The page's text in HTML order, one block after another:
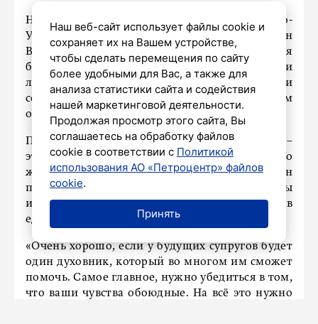
Наместник Свято-Троицкого Макариево-
Унженского мужского монастыря, игумен
Варфоломей (Коломацкий) рассказал, что для
большинства христиан путь к спасению души
лежит через создание семьи как малой церкви и
совместную жизнь в христианском браке. Этим
он поделился с
По его словам, главное для будущих супругов –
это единомыслие, чтобы они могли не только
жить вместе, но и молиться. Игумен
подчеркнул, что важно узнать жизнь, интересы
и родителей избранника, а также убедиться в
единомыслии в вере.
«Очень хорошо, если у будущих супругов будет
один духовник, который во многом им сможет
помочь. Самое главное, нужно убедиться в том,
что ваши чувства обоюдные. На всё это нужно
Наш веб-сайт использует файлы cookie и
сохраняет их на Вашем устройстве,
чтобы сделать перемещения по сайту
более удобными для Вас, а также для
анализа статистики сайта и содействия
нашей маркетинговой деятельности.
Продолжая просмотр этого сайта, Вы
соглашаетесь на обработку файлов
cookie в соответствии с Политикой
использования АО «Петроцентр» файлов
cookie.
Принять